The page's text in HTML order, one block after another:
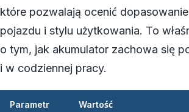
które pozwalają ocenić
pojazdu i stylu użytkowania. To
o tym, jak akumulator zachowa się
i w codziennej pracy.
Parametr Wartość